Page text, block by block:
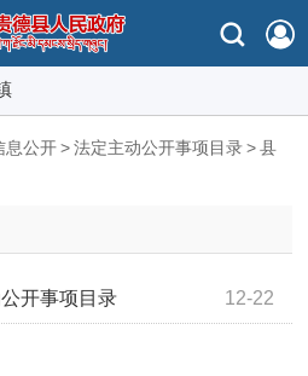
息公开 > 法定主动公开事项目录 > 县
12-22
开事项目录